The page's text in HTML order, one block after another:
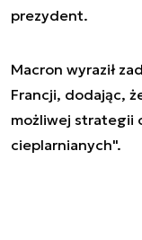
prezydent.
Macron wyraził
Francji, dodając,
możliwej strategii
cieplarnianych".